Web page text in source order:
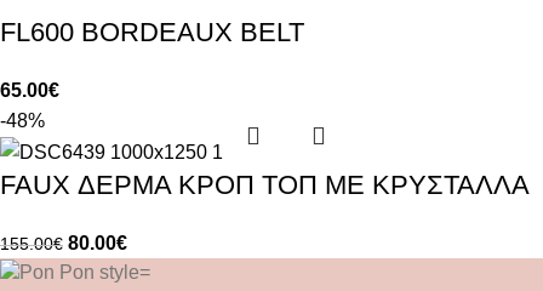
FL600 BORDEAUX BELT
65.00€
-48%
FAUX ΔΕΡΜΑ ΚΡΟΠ ΤΟΠ ΜΕ ΚΡΥΣΤΑΛΛΑ
155.00€ 80.00€